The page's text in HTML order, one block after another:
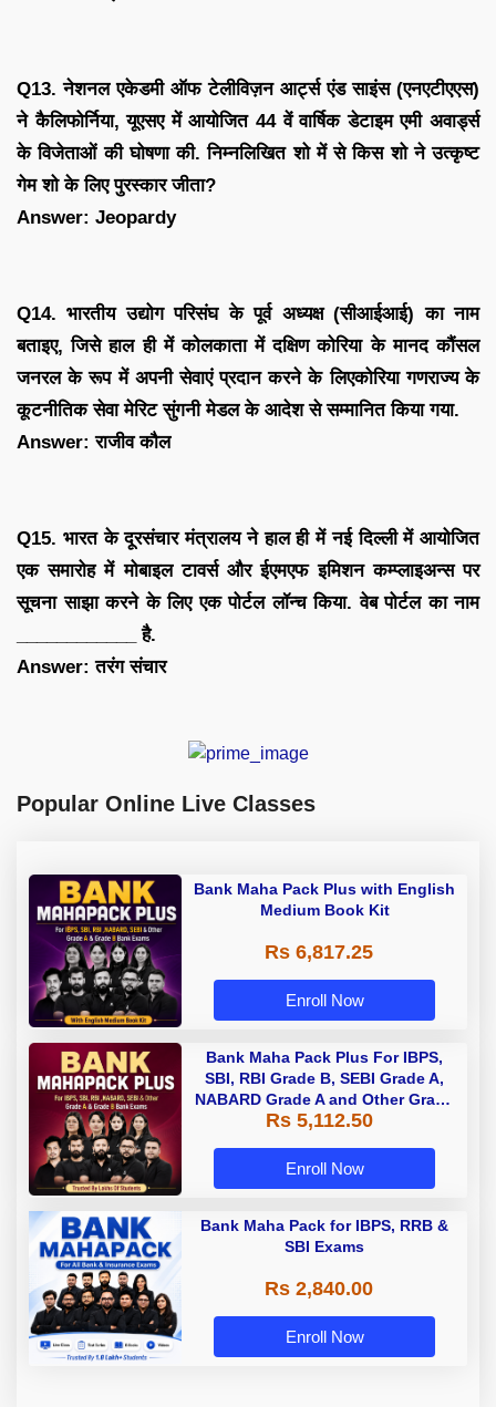
Q13. नेशनल एकेडमी ऑफ टेलीविज़न आर्ट्स एंड साइंस (एनएटीएएस)
ने कैलिफोर्निया, यूएसए में आयोजित 44 वें वार्षिक डेटाइम एमी अवार्ड्स
के विजेताओं की घोषणा की. निम्नलिखित शो में से किस शो ने उत्कृष्ट
गेम शो के लिए पुरस्कार जीता?
Answer: Jeopardy
Q14. भारतीय उद्योग परिसंघ के पूर्व अध्यक्ष (सीआईआई) का नाम
बताइए, जिसे हाल ही में कोलकाता में दक्षिण कोरिया के मानद कौंसल
जनरल के रूप में अपनी सेवाएं प्रदान करने के लिएकोरिया गणराज्य के
कूटनीतिक सेवा मेरिट सुंगनी मेडल के आदेश से सम्मानित किया गया.
Answer: राजीव कौल
Q15. भारत के दूरसंचार मंत्रालय ने हाल ही में नई दिल्ली में आयोजित
एक समारोह में मोबाइल टावर्स और ईएमएफ इमिशन कम्प्लाइअन्स पर
सूचना साझा करने के लिए एक पोर्टल लॉन्च किया. वेब पोर्टल का नाम
____________ है.
Answer: तरंग संचार
Popular Online Live Classes
Bank Maha Pack Plus with English
Medium Book Kit
Rs 6,817.25
Enroll Now
Bank Maha Pack Plus For IBPS,
SBI, RBI Grade B, SEBI Grade A,
NABARD Grade A and Other Grade
A & Grade B Bank Exams
Rs 5,112.50
Enroll Now
Bank Maha Pack for IBPS, RRB &
SBI Exams
Rs 2,840.00
Enroll Now